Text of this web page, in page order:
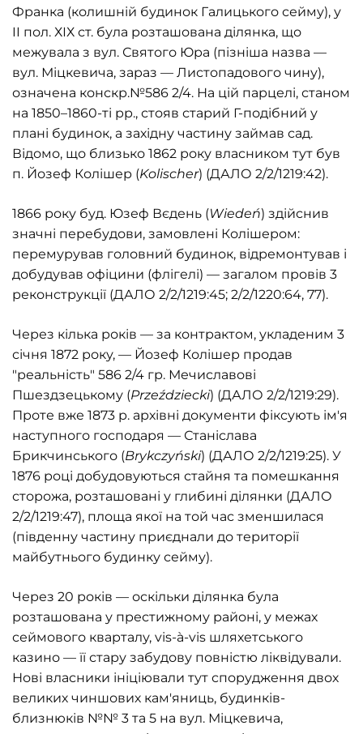
Франка (колишній будинок Галицького сейму), у
II пол. ХІХ ст. була розташована ділянка, що
межувала з вул. Святого Юра (пізніша назва —
вул. Міцкевича, зараз — Листопадового чину),
означена конскр.№586 2/4. На цій парцелі, станом
на 1850–1860-ті рр., стояв старий Г-подібний у
плані будинок, а західну частину займав сад.
Відомо, що близько 1862 року власником тут був
п. Йозеф Колішер (Kolischer) (ДАЛО 2/2/1219:42).
1866 року буд. Юзеф Вєдень (Wiedeń) здійснив
значні перебудови, замовлені Колішером:
перемурував головний будинок, відремонтував і
добудував офіцини (флігелі) — загалом провів 3
реконструкції (ДАЛО 2/2/1219:45; 2/2/1220:64, 77).
Через кілька років — за контрактом, укладеним 3
січня 1872 року, — Йозеф Колішер продав
"реальність" 586 2/4 гр. Мечиславові
Пшездзецькому (Przeździecki) (ДАЛО 2/2/1219:29).
Проте вже 1873 р. архівні документи фіксують ім'я
наступного господаря — Станіслава
Брикчинського (Brykczyński) (ДАЛО 2/2/1219:25). У
1876 році добудовуються стайня та помешкання
сторожа, розташовані у глибині ділянки (ДАЛО
2/2/1219:47), площа якої на той час зменшилася
(південну частину приєднали до території
майбутнього будинку сейму).
Через 20 років — оскільки ділянка була
розташована у престижному районі, у межах
сеймового кварталу, vis-à-vis шляхетського
казино — її стару забудову повністю ліквідували.
Нові власники ініціювали тут спорудження двох
великих чиншових кам'яниць, будинків-
близнюків №№ 3 та 5 на вул. Міцкевича,